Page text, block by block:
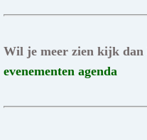
Wil je meer zien kijk dan
evenementen agenda